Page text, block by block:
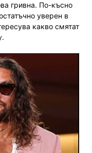
гривна. По-късно
уверен в
какво смятат